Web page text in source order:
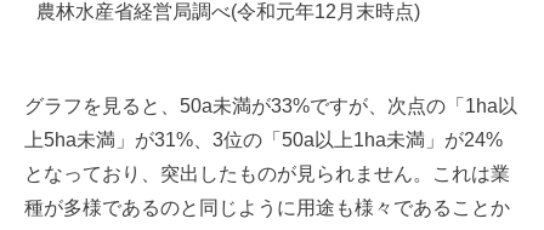
農林水産省経営局調べ(令和元年12月末時点)
グラフを見ると、50a未満が33%ですが、次点の「1ha以
上5ha未満」が31%、3位の「50a以上1ha未満」が24%
となっており、突出したものが見られません。これは業
種が多様であるのと同じように用途も様々であることか